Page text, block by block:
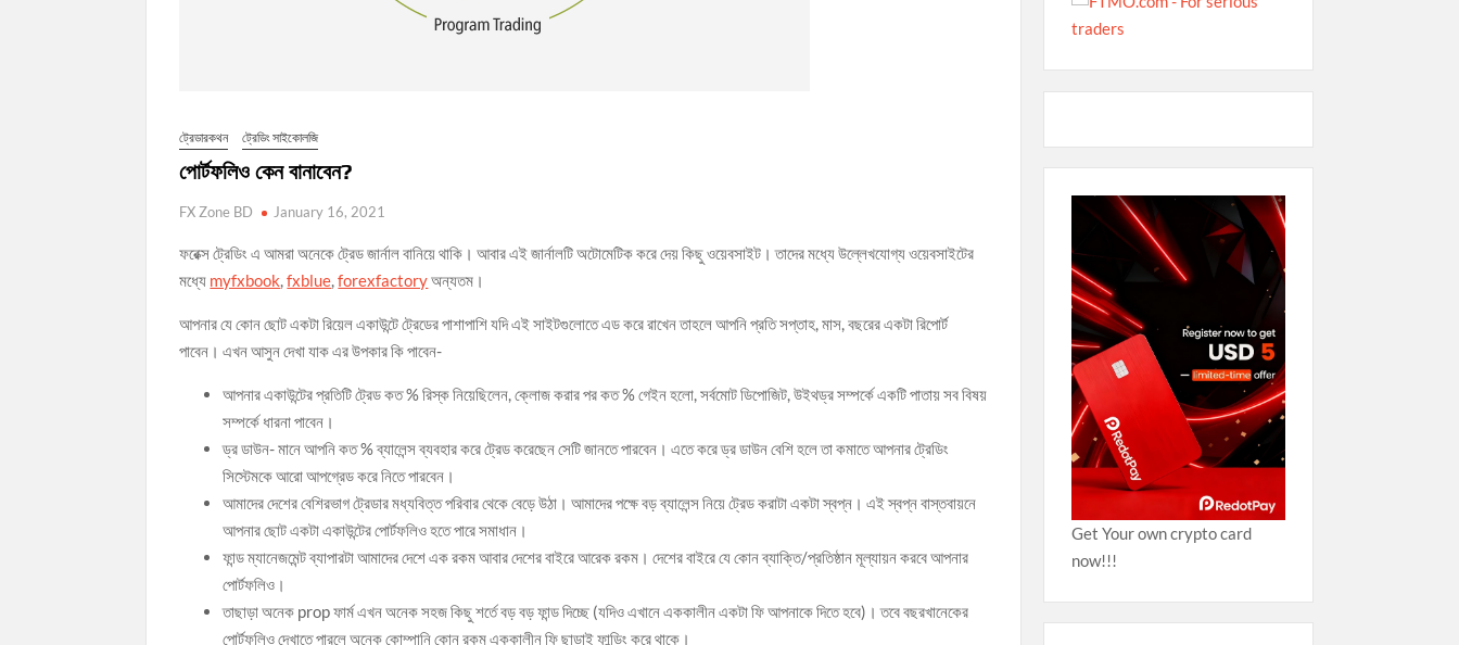
ট্রেডারকথন ট্রেডিং সাইকোলজি
পোর্টফলিও কেন বানাবেন?
FX Zone BD January 16, 2021
ফরেক্স ট্রেডিং এ আমরা অনেকে ট্রেড জার্নাল বানিয়ে থাকি। আবার এই জার্নালটি অটোমেটিক করে দেয় কিছু ওয়েবসাইট। তাদের মধ্যে উল্লেখযোগ্য ওয়েবসাইটের
মধ্যে myfxbook,fxblue,forexfactoryঅন্যতম।
আপনার যে কোন ছোট একটা রিয়েল একাউন্টে ট্রেডের পাশাপাশি যদি এই সাইটগুলোতে এড করে রাখেন তাহলে আপনি প্রতি সপ্তাহ, মাস, বছরের একটা রিপোর্ট
পাবেন। এখন আসুন দেখা যাক এর উপকার কি পাবেন-
আপনার একাউন্টের প্রতিটি ট্রেড কত % রিস্ক নিয়েছিলেন, ক্লোজ করার পর কত % গেইন হলো, সর্বমোট ডিপোজিট, উইথড্র সম্পর্কে একটি পাতায় সব বিষয়
সম্পর্কে ধারনা পাবেন।
ড্র ডাউন- মানে আপনি কত % ব্যালেন্স ব্যবহার করে ট্রেড করেছেন সেটি জানতে পারবেন। এতে করে ড্র ডাউন বেশি হলে তা কমাতে আপনার ট্রেডিং
সিস্টেমকে আরো আপগ্রেড করে নিতে পারবেন।
আমাদের দেশের বেশিরভাগ ট্রেডার মধ্যবিত্ত পরিবার থেকে বেড়ে উঠা। আমাদের পক্ষে বড় ব্যালেন্স নিয়ে ট্রেড করাটা একটা স্বপ্ন। এই স্বপ্ন বাস্তবায়নে
আপনার ছোট একটা একাউন্টের পোর্টফলিও হতে পারে সমাধান।
ফান্ড ম্যানেজমেন্ট ব্যাপারটা আমাদের দেশে এক রকম আবার দেশের বাইরে আরেক রকম। দেশের বাইরে যে কোন ব্যাক্তি/প্রতিষ্ঠান মূল্যায়ন করবে আপনার
পোর্টফলিও।
তাছাড়া অনেক prop ফার্ম এখন অনেক সহজ কিছু শর্তে বড় বড় ফান্ড দিচ্ছে (যদিও এখানে এককালীন একটা ফি আপনাকে দিতে হবে)। তবে বছরখানেকের
পোর্টফলিও দেখাতে পারলে অনেক কোম্পানি কোন রকম এককালীন ফি ছাড়াই ফান্ডিং করে থাকে।
Get Your own crypto card
now!!!